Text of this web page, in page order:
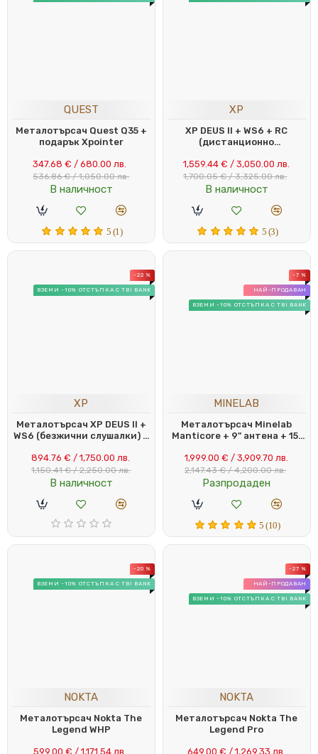
QUEST
Металотърсач Quest Q35 +
подарък Xpointer
347.68 € / 680.00 лв.
536.86 € / 1,050.00 лв.
В наличност
5 (1)
XP
XP DEUS II + WS6 + RC
(дистанционно
(22 см)
1,559.44 € / 3,050.00 лв.
1,700.05 € / 3,325.00 лв.
В наличност
5 (3)
ВЗЕМИ -10% ОТСТЪПКА С TBI BANK
-22 %
XP
Металотърсач XP DEUS II +
WS6 (безжични слушалки) +
894.76 € / 1,750.00 лв.
1,150.41 € / 2,250.00 лв.
В наличност
НАЙ-ПРОДАВАН
ВЗЕМИ -10% ОТСТЪПКА С TBI BANK
-7 %
MINELAB
Металотърсач Minelab
Manticore + 9" антена + 15"
1,999.00 € / 3,909.70 лв.
2,147.43 € / 4,200.00 лв.
Разпродаден
5 (10)
ВЗЕМИ -10% ОТСТЪПКА С TBI BANK
-20 %
NOKTA
Металотърсач Nokta The
Legend WHP
599.00 € / 1,171.54 лв.
НАЙ-ПРОДАВАН
ВЗЕМИ -10% ОТСТЪПКА С TBI BANK
-27 %
NOKTA
Металотърсач Nokta The
Legend Pro
649.00 € / 1,269.33 лв.